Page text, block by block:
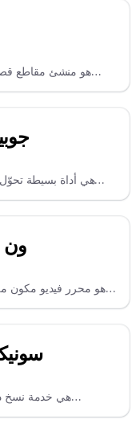
قابلة للمشاركة ومكتوبة عليها تعليقات لوسائل التواصل الاجتماعي.
ون
الاصطناعي لمنشئي
والصحفيين، وتدعم أكثر من 40 لغة وتحديد المتحدث.